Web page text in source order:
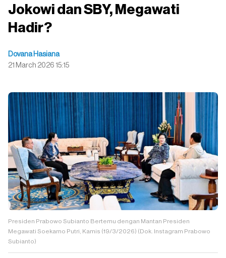
Jokowi dan SBY, Megawati
Hadir?
Dovana Hasiana
21 March 2026 15:15
Presiden Prabowo Subianto Bertemu dengan Mantan Presiden
Megawati Soekarno Putri, Kamis (19/3/2026) (Dok. Instagram Prabowo
Subianto)